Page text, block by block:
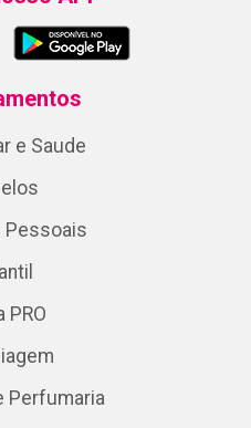
e Saude
Pessoais
PRO
Perfumaria